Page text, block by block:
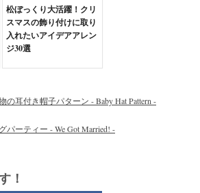
松ぼっくり大活躍！クリ
スマスの飾り付けに取り
入れたいアイデアアレン
ジ30選
耳付き帽子パターン - Baby Hat Pattern -
パーティー - We Got Married! -
！